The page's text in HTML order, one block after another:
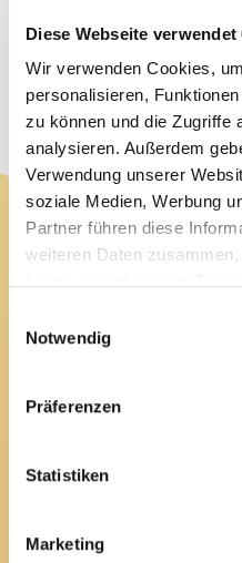
Diese Webseite verwendet
Wir verwenden Cookies,
personalisieren,
zu können und die Zugriffe
analysieren. Außerdem
Verwendung unserer
soziale Medien, Werbung
Partner führen diese
weiteren Daten
Notwendig
Präferenzen
Statistiken
Marketing
geglaubt. Heute fasziniert
Deine Energieräuber gibt.
lügt nicht! […]
Finde
info@lebensfreude-